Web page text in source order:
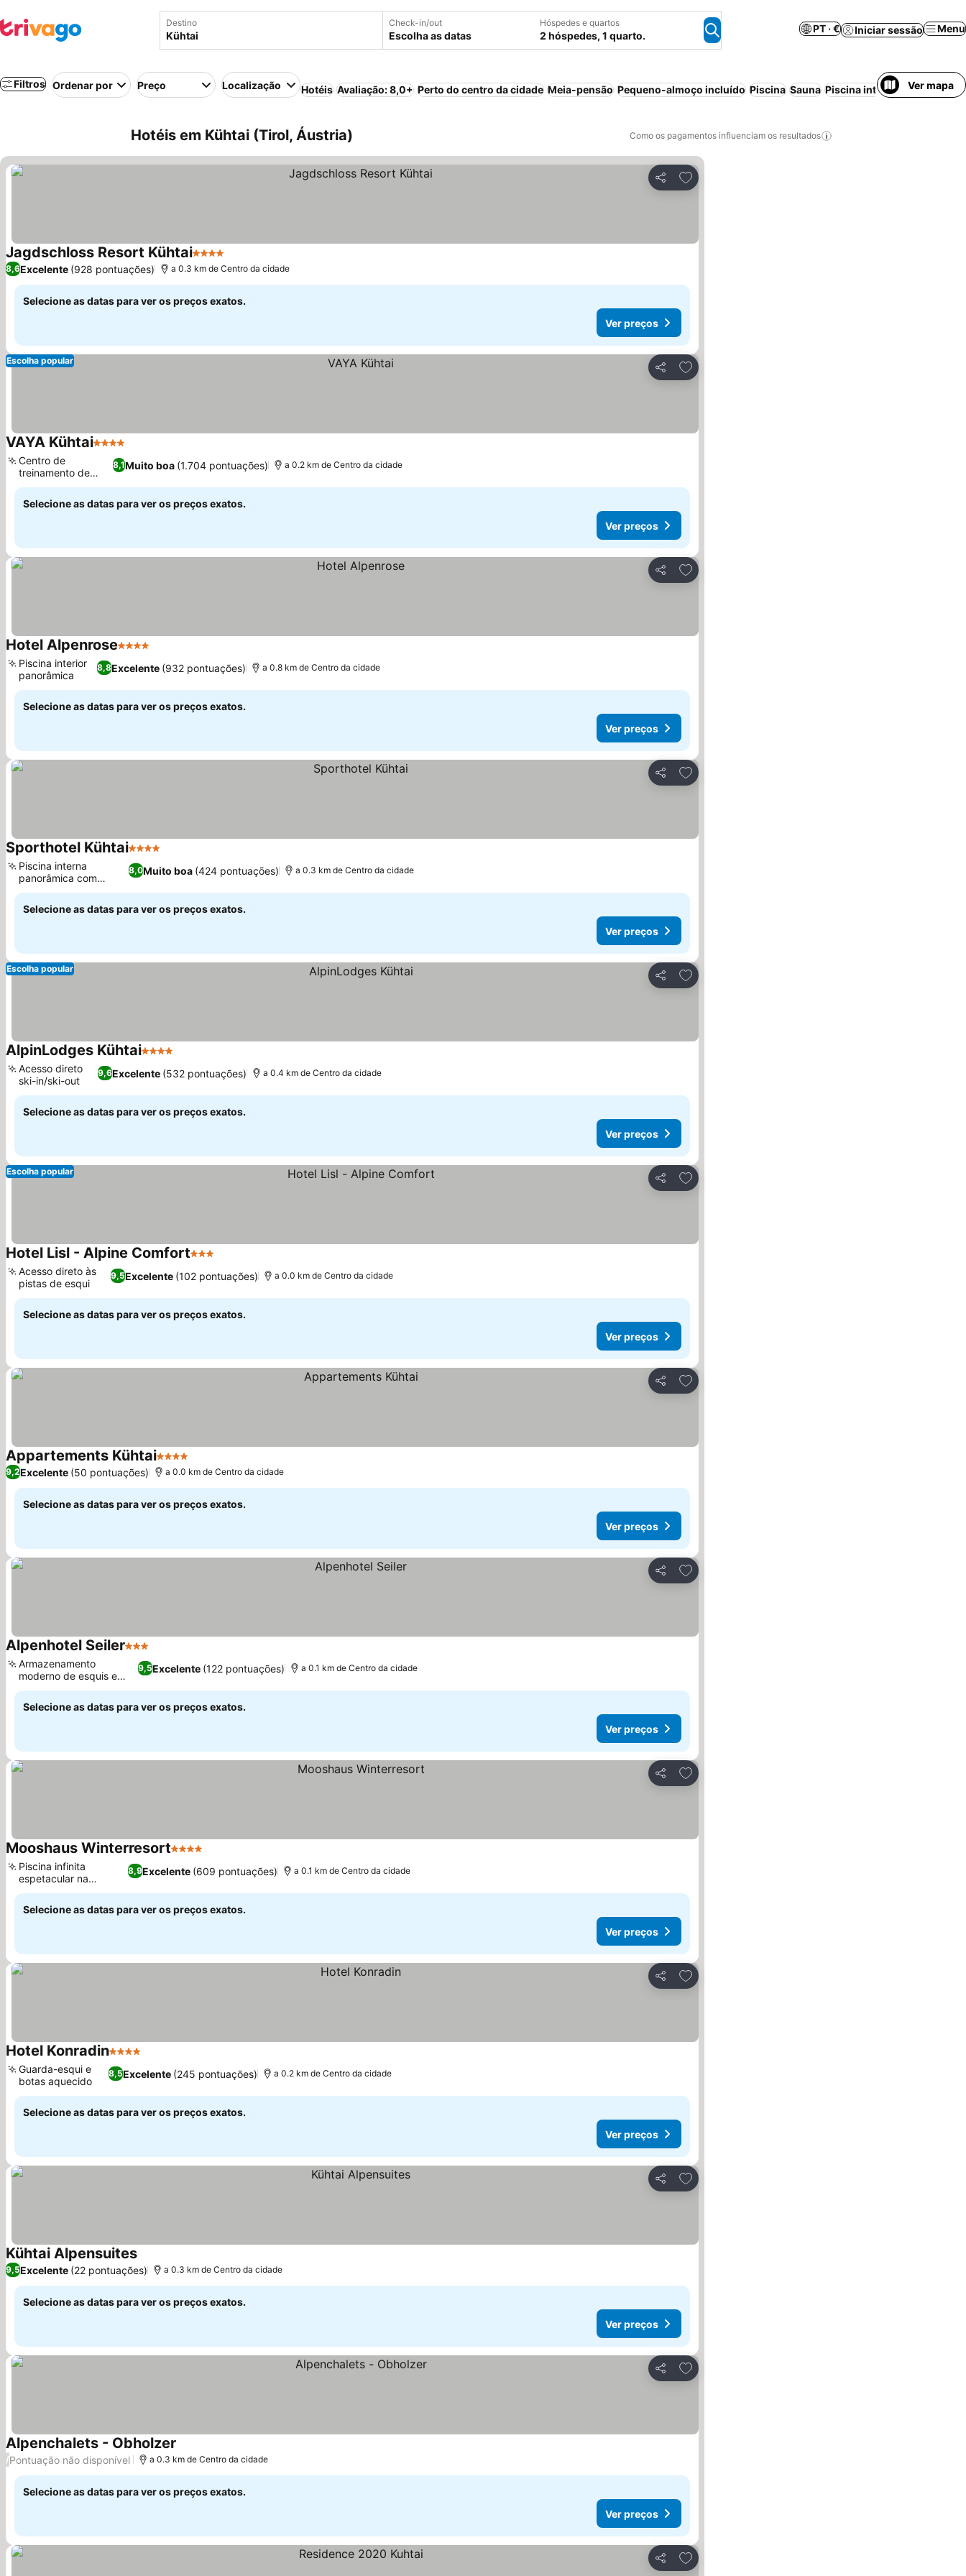
Destino Check-in/out
Escolha as datas
Hóspedes e quartos
2 hóspedes, 1 quarto.
PT · € Iniciar sessão Menu
Filtros Ordenar por Preço Localização Hotéis Avaliação: 8,0+ Perto do centro da cidade Meia-pensão Pequeno-almoço incluído Piscina Sauna Piscina interior Aparthotel
Ver mapa
Hotéis em Kühtai (Tirol, Áustria) Como os pagamentos influenciam os resultados
Partilhar
Adicionar aos favoritos
Jagdschloss Resort Kühtai4 Estrelas
8,6Excelente (928 pontuações) a 0.3 km de Centro da cidade
Selecione as datas para ver os preços exatos.
Ver preços
Partilhar
Adicionar aos favoritos
Escolha popular
VAYA Kühtai4 Estrelas
8,1Muito boa (1.704 pontuações)
Centro de
treinamento de
altitude
a 0.2 km de Centro da cidade
Selecione as datas para ver os preços exatos.
Ver preços
Partilhar
Adicionar aos favoritos
Hotel Alpenrose4 Estrelas
8,8Excelente (932 pontuações)
Piscina interior
panorâmica
a 0.8 km de Centro da cidade
Selecione as datas para ver os preços exatos.
Ver preços
Partilhar
Adicionar aos favoritos
Sporthotel Kühtai4 Estrelas
8,0Muito boa (424 pontuações)
Piscina interna
panorâmica com
cascata
a 0.3 km de Centro da cidade
Selecione as datas para ver os preços exatos.
Ver preços
Partilhar
Adicionar aos favoritos
Escolha popular
AlpinLodges Kühtai4 Estrelas
9,6Excelente (532 pontuações)
Acesso direto
ski-in/ski-out
a 0.4 km de Centro da cidade
Selecione as datas para ver os preços exatos.
Ver preços
Partilhar
Adicionar aos favoritos
Escolha popular
Hotel Lisl - Alpine Comfort3 Estrelas
9,5Excelente (102 pontuações)
Acesso direto às
pistas de esqui
a 0.0 km de Centro da cidade
Selecione as datas para ver os preços exatos.
Ver preços
Partilhar
Adicionar aos favoritos
Appartements Kühtai4 Estrelas
9,2Excelente (50 pontuações) a 0.0 km de Centro da cidade
Selecione as datas para ver os preços exatos.
Ver preços
Partilhar
Adicionar aos favoritos
Alpenhotel Seiler3 Estrelas
9,5Excelente (122 pontuações)
Armazenamento
moderno de esquis e
botas
a 0.1 km de Centro da cidade
Selecione as datas para ver os preços exatos.
Ver preços
Partilhar
Adicionar aos favoritos
Mooshaus Winterresort4 Estrelas
8,9Excelente (609 pontuações)
Piscina infinita
espetacular na
cobertura
a 0.1 km de Centro da cidade
Selecione as datas para ver os preços exatos.
Ver preços
Partilhar
Adicionar aos favoritos
Hotel Konradin4 Estrelas
8,5Excelente (245 pontuações)
Guarda-esqui e
botas aquecido
a 0.2 km de Centro da cidade
Selecione as datas para ver os preços exatos.
Ver preços
Partilhar
Adicionar aos favoritos
Kühtai Alpensuites
9,5Excelente (22 pontuações) a 0.3 km de Centro da cidade
Selecione as datas para ver os preços exatos.
Ver preços
Partilhar
Adicionar aos favoritos
Alpenchalets - Obholzer
/Pontuação não disponível a 0.3 km de Centro da cidade
Selecione as datas para ver os preços exatos.
Ver preços
Partilhar
Adicionar aos favoritos